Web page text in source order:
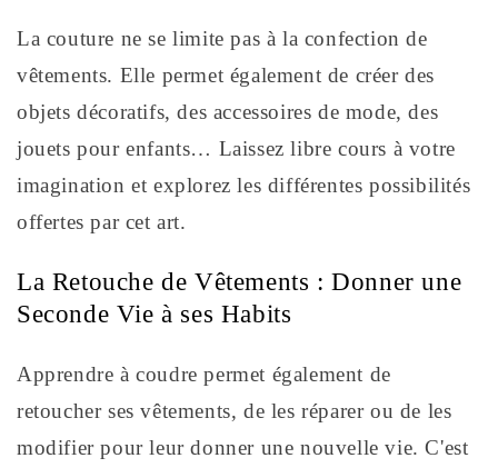
La couture ne se limite pas à la confection de
vêtements. Elle permet également de créer des
objets décoratifs, des accessoires de mode, des
jouets pour enfants… Laissez libre cours à votre
imagination et explorez les différentes possibilités
offertes par cet art.
La Retouche de Vêtements : Donner une
Seconde Vie à ses Habits
Apprendre à coudre permet également de
retoucher ses vêtements, de les réparer ou de les
modifier pour leur donner une nouvelle vie. C'est